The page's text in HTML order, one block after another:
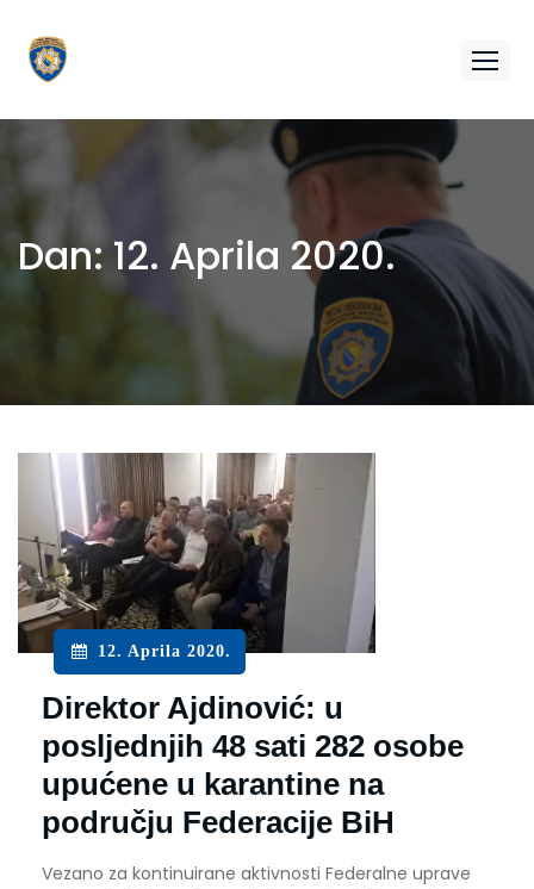
Dan:12. Aprila 2020.
12. Aprila 2020.
Direktor Ajdinović: u
posljednjih 48 sati 282 osobe
upućene u karantine na
području Federacije BiH
Vezano za kontinuirane aktivnosti Federalne uprave